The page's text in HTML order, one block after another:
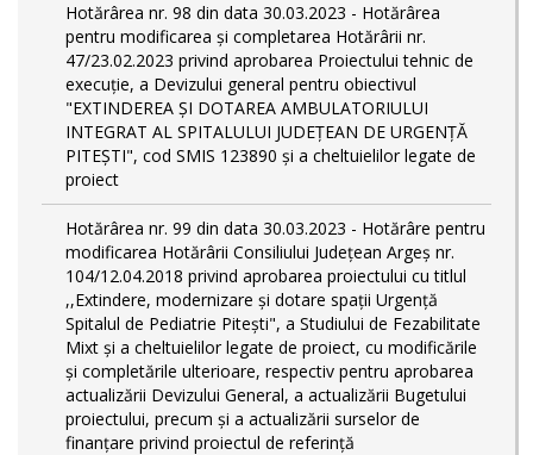
Hotărârea nr. 98 din data 30.03.2023 - Hotărârea
pentru modificarea și completarea Hotărârii nr.
47/23.02.2023 privind aprobarea Proiectului tehnic de
execuție, a Devizului general pentru obiectivul
"EXTINDEREA ȘI DOTAREA AMBULATORIULUI
INTEGRAT AL SPITALULUI JUDEȚEAN DE URGENȚĂ
PITEȘTI", cod SMIS 123890 și a cheltuielilor legate de
proiect
Hotărârea nr. 99 din data 30.03.2023 - Hotărâre pentru
modificarea Hotărârii Consiliului Județean Argeș nr.
104/12.04.2018 privind aprobarea proiectului cu titlul
,,Extindere, modernizare și dotare spații Urgență
Spitalul de Pediatrie Pitești", a Studiului de Fezabilitate
Mixt și a cheltuielilor legate de proiect, cu modificările
și completările ulterioare, respectiv pentru aprobarea
actualizării Devizului General, a actualizării Bugetului
proiectului, precum și a actualizării surselor de
finanțare privind proiectul de referință